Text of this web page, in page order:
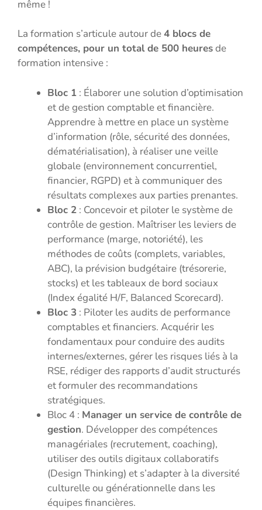
même !
La formation s’articule autour de4 blocs de
compétences, pour un total de 500 heuresde
formation intensive :
Bloc 1 : Élaborer une solution d’optimisation
et de gestion comptable et financière.
Apprendre à mettre en place un système
d’information (rôle, sécurité des données,
dématérialisation), à réaliser une veille
globale (environnement concurrentiel,
financier, RGPD) et à communiquer des
résultats complexes aux parties prenantes.
Bloc 2 : Concevoir et piloter le système de
contrôle de gestion. Maîtriser les leviers de
performance (marge, notoriété), les
méthodes de coûts (complets, variables,
ABC), la prévision budgétaire (trésorerie,
stocks) et les tableaux de bord sociaux
(Index égalité H/F, Balanced Scorecard).
Bloc 3 : Piloter les audits de performance
comptables et financiers. Acquérir les
fondamentaux pour conduire des audits
internes/externes, gérer les risques liés à la
RSE, rédiger des rapports d’audit structurés
et formuler des recommandations
stratégiques.
Bloc 4 : Manager un service de contrôle de
gestion. Développer des compétences
managériales (recrutement, coaching),
utiliser des outils digitaux collaboratifs
(Design Thinking) et s’adapter à la diversité
culturelle ou générationnelle dans les
équipes financières.